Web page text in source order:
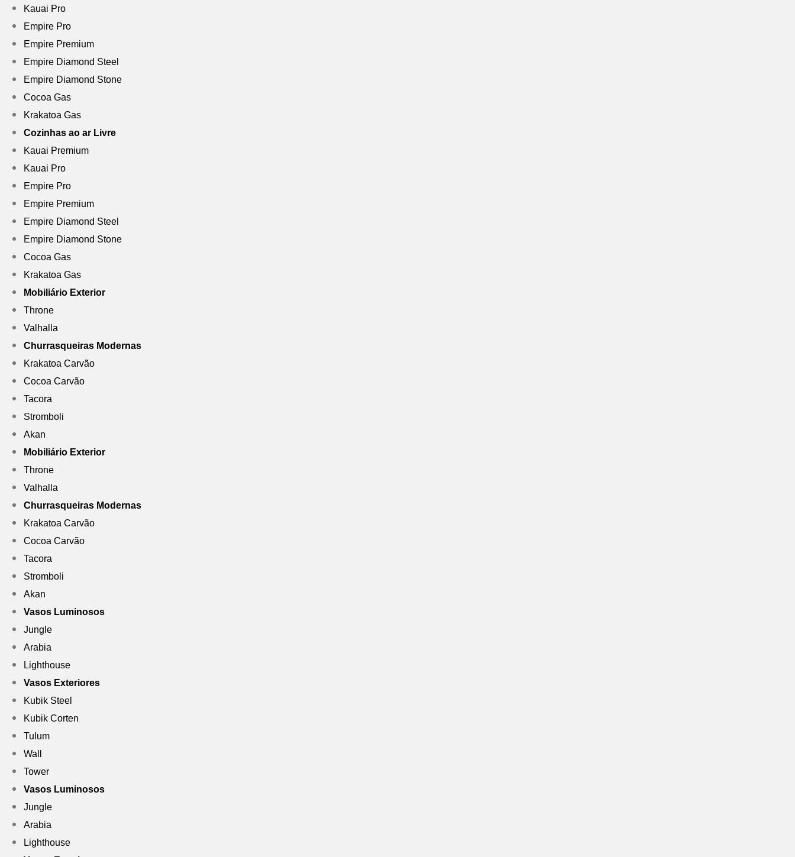
Kauai Pro
Empire Pro
Empire Premium
Empire Diamond Steel
Empire Diamond Stone
Cocoa Gas
Krakatoa Gas
Cozinhas ao ar Livre
Kauai Premium
Kauai Pro
Empire Pro
Empire Premium
Empire Diamond Steel
Empire Diamond Stone
Cocoa Gas
Krakatoa Gas
Mobiliário Exterior
Throne
Valhalla
Churrasqueiras Modernas
Krakatoa Carvão
Cocoa Carvão
Tacora
Stromboli
Akan
Mobiliário Exterior
Throne
Valhalla
Churrasqueiras Modernas
Krakatoa Carvão
Cocoa Carvão
Tacora
Stromboli
Akan
Vasos Luminosos
Jungle
Arabia
Lighthouse
Vasos Exteriores
Kubik Steel
Kubik Corten
Tulum
Wall
Tower
Vasos Luminosos
Jungle
Arabia
Lighthouse